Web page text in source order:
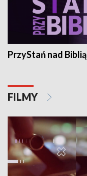
PrzyStań nad Biblią
FILMY